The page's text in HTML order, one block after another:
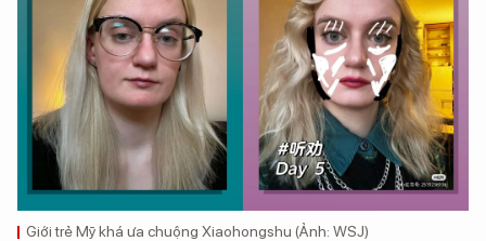
Giới trẻ Mỹ khá ưa chuộng Xiaohongshu (Ảnh: WSJ)